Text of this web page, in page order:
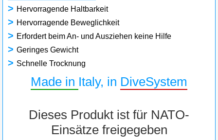
> Hervorragende Haltbarkeit
> Hervorragende Beweglichkeit
> Erfordert beim An- und Ausziehen keine Hilfe
> Geringes Gewicht
> Schnelle Trocknung
Made in Italy, in DiveSystem
Dieses Produkt ist für NATO-
Einsätze freigegeben